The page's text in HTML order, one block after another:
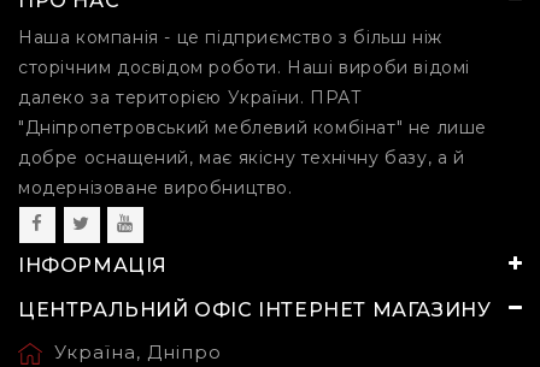
Наша компанія - це підприємство з більш ніж
сторічним досвідом роботи. Наші вироби відомі
далеко за територією України. ПРАТ
"Дніпропетровський меблевий комбінат" не лише
добре оснащений, має якісну технічну базу, а й
модернізоване виробництво.
ІНФОРМАЦІЯ
ЦЕНТРАЛЬНИЙ ОФІС ІНТЕРНЕТ МАГАЗИНУ
Україна, Дніпро